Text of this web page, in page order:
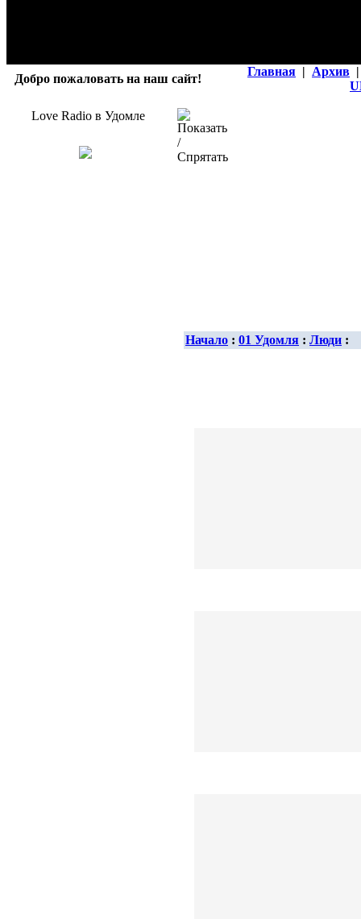
Добро пожаловать на наш сайт!
Главная | Архив |
Love Radio в Удомле
Начало : 01 Удомля : Люди :